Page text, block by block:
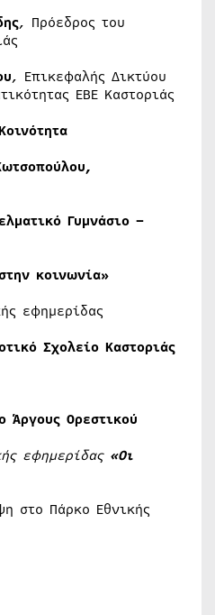
, Πρόεδρος του
, Επικεφαλής Δικτύου
ΕΒΕ Καστοριάς
Γυμνάσιο –
κοινωνία»
εφημερίδας
Σχολείο Καστοριάς
Άργους Ορεστικού
εφημερίδας «Οι
στο Πάρκο Εθνικής